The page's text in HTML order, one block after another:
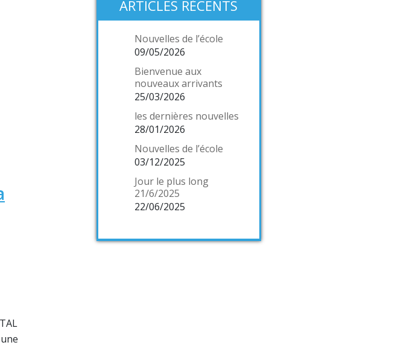
ARTICLES RÉCENTS
Nouvelles de l’école
09/05/2026
Bienvenue aux
nouveaux arrivants
25/03/2026
les dernières nouvelles
28/01/2026
Nouvelles de l’école
03/12/2025
Jour le plus long
21/6/2025
22/06/2025